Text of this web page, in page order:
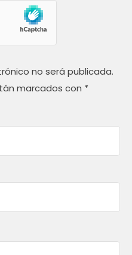
no será publicada.
marcados con *